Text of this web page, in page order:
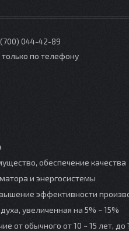
(700) 044-42-89
только по телефону
обеспечение качества
и энергосистемы
эффективности
увеличенная на 5% ~ 15%
от обычного от 10 ~ 15 лет, до